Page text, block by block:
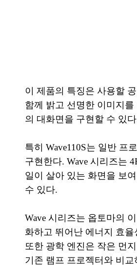
이 제품의 특징은 사용할
함께 밝고 선명한 이미지
의 대화면을 구현할 수 있
특히 Wave110S는 일반 프
구현한다. Wave 시리즈는
일이 살아 있는 화면을 보
수 있다.
Wave 시리즈는 옵토마의
화하고 뛰어난 에너지 효
또한 광학 엔진은 작은 먼
기존 램프 프로젝터와 비